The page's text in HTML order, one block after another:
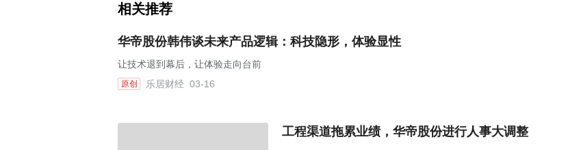
相关推荐
华帝股份韩伟谈未来产品逻辑：科技隐形，体验显性
让技术退到幕后，让体验走向台前
原创 乐居财经 03-16
工程渠道拖累业绩，华帝股份进行人事大调整